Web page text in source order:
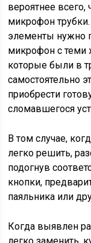
вероятнее
микрофон
элементы нужно
микрофон с теми
которые были в
самостоятельно
приобрести
сломавшегося
В том случае,
легко решить,
подогнув
кнопки,
паяльника или
Когда выявлен